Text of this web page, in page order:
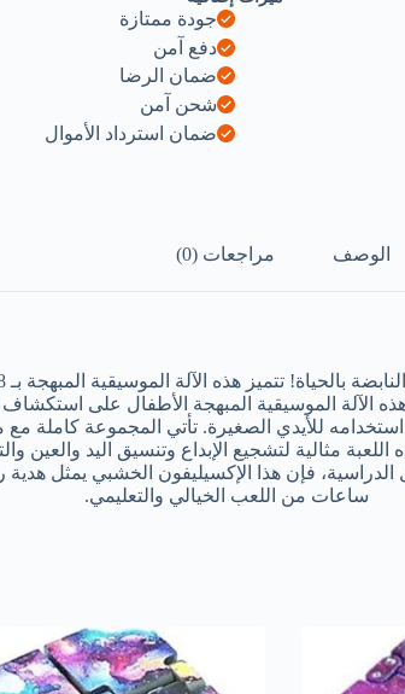
جودة ممتازة
دفع آمن
ضمان الرضا
شحن آمن
ضمان استرداد الأموال
الوصف مراجعات (0)
الآلة الموسيقية المبهجة الأطفال على
للأيدي الصغيرة. تأتي المجموعة كاملة
مثالية لتشجيع الإبداع وتنسيق اليد والعين
فإن هذا الإكسيليفون الخشبي يمثل
ساعات من اللعب الخيالي والتعليمي.